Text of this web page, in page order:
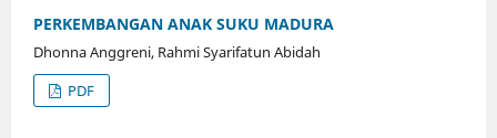
PERKEMBANGAN ANAK SUKU MADURA
Dhonna Anggreni, Rahmi Syarifatun Abidah
PDF